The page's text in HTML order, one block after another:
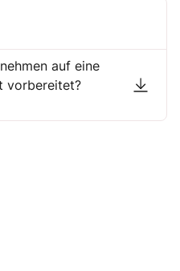
auf eine
vorbereitet?